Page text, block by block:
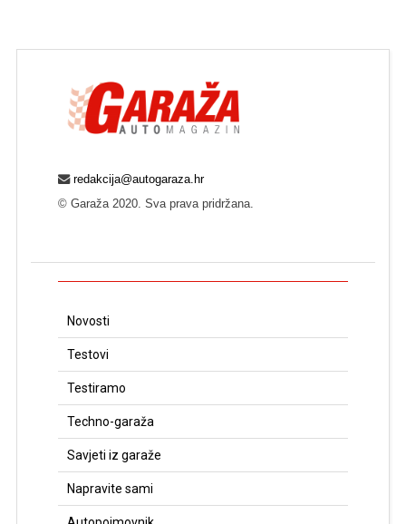
redakcija@autogaraza.hr
© Garaža 2020. Sva prava pridržana.
Novosti
Testovi
Testiramo
Techno-garaža
Savjeti iz garaže
Napravite sami